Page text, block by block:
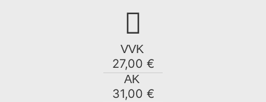
VVK
27,00 €
AK
31,00 €